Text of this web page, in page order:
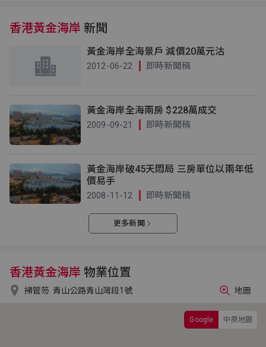
香港黃金海岸 新聞
黃金海岸全海景戶 減價20萬元沽
2012-06-22 即時新聞稿
黃金海岸全海兩房 $228萬成交
2009-09-21 即時新聞稿
黃金海岸破45天悶局 三房單位以兩年低
價易手
2008-11-12 即時新聞稿
更多新聞
香港黃金海岸 物業位置
 掃管笏 青山公路青山灣段1號
Google 中原地圖
地圖